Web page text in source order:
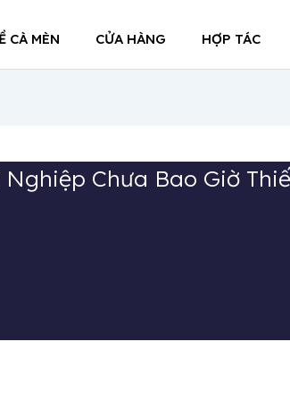
CÀ MÈN CỬA HÀNG HỢP TÁC
Chưa Bao Giờ